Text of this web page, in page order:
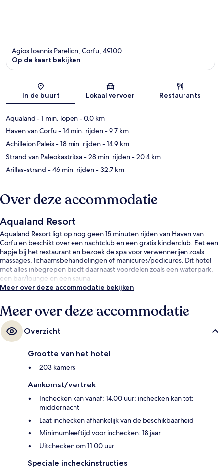
Kaart
Agios Ioannis Parelion, Corfu, 49100
Op de kaart bekijken
In de buurt Lokaal vervoer Restaurants
Aqualand - 1 min. lopen- 0.0 km
Haven van Corfu- 14 min. rijden- 9.7 km
Achilleion Paleis- 18 min. rijden- 14.9 km
Strand van Paleokastritsa- 28 min. rijden- 20.4 km
Arillas-strand - 46 min. rijden- 32.7 km
Over deze accommodatie
Aqualand Resort
Aqualand Resort ligt op nog geen 15 minuten rijden van Haven van
Corfu en beschikt over een nachtclub en een gratis kinderclub. Eet een
hapje bij het restaurant en bezoek de spa voor verwennerijen zoals
massages, lichaamsbehandelingen of manicures/pedicures. Dit hotel
met alles inbegrepen biedt daarnaast voordelen zoals een waterpark,
een bar/lounge en een sauna.
Meer over deze accommodatie bekijken
Meer over deze accommodatie
Overzicht
Grootte van het hotel
203 kamers
Aankomst/vertrek
Inchecken kan vanaf: 14.00 uur; inchecken kan tot:
middernacht
Laat inchecken afhankelijk van de beschikbaarheid
Minimumleeftijd voor inchecken: 18 jaar
Uitchecken om 11.00 uur
Speciale incheckinstructies